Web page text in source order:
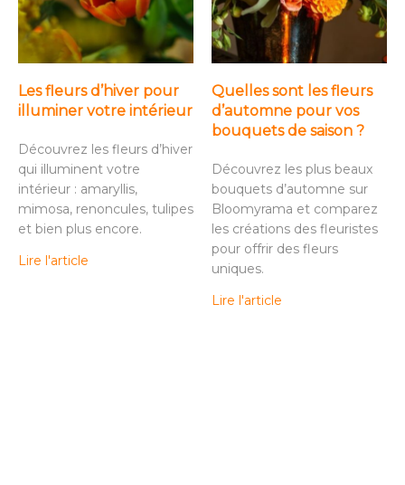
Les fleurs d’hiver pour
illuminer votre intérieur
Découvrez les fleurs d’hiver
qui illuminent votre
intérieur : amaryllis,
mimosa, renoncules, tulipes
et bien plus encore.
Lire l'article
Quelles sont les fleurs
d’automne pour vos
bouquets de saison ?
Découvrez les plus beaux
bouquets d’automne sur
Bloomyrama et comparez
les créations des fleuristes
pour offrir des fleurs
uniques.
Lire l'article